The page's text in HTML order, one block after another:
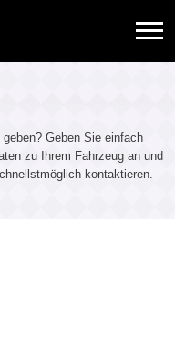
Geben Sie einfach
zu Ihrem Fahrzeug an und
kontaktieren.